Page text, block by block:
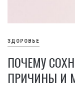
ЗДОРОВЬЕ
ПОЧЕМУ
ПРИЧИНЫ И